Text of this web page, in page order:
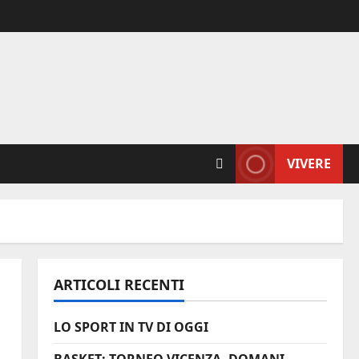
VIVERE
ARTICOLI RECENTI
LO SPORT IN TV DI OGGI